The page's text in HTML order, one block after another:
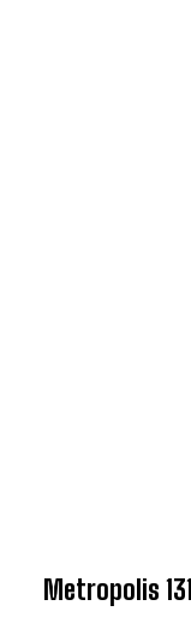
Metropolis 131